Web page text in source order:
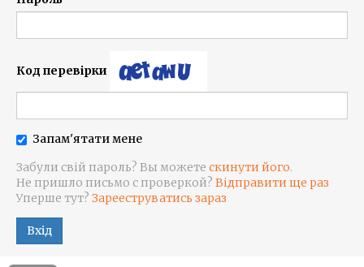
Код перевірки
Запам'ятати мене
Забули свій пароль? Вы можете скинути його.
Не пришло письмо с проверкой? Відправити ще раз
Уперше тут? Зарееструватись зараз
Вхід